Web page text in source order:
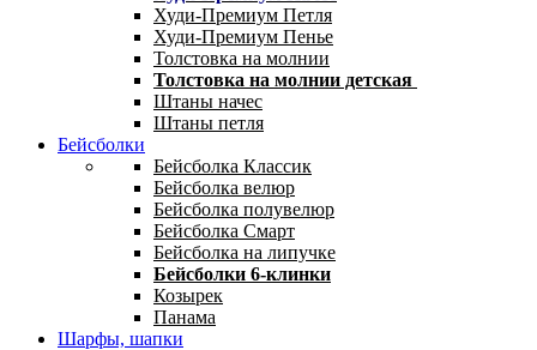
Худи-Премиум Петля
Худи-Премиум Пенье
Толстовка на молнии
Толстовка на молнии детская
Штаны начес
Штаны петля
Бейсболки
Бейсболка Классик
Бейсболка велюр
Бейсболка полувелюр
Бейсболка Смарт
Бейсболка на липучке
Бейсболки 6-клинки
Козырек
Панама
Шарфы, шапки